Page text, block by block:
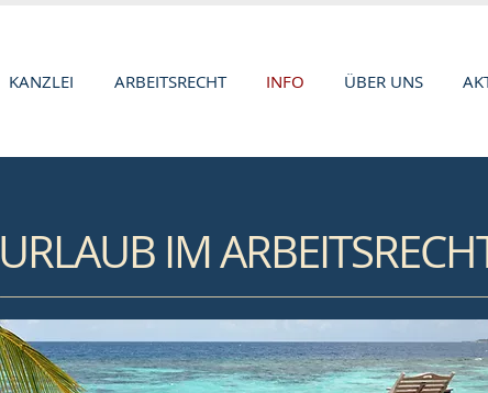
KANZLEI ARBEITSRECHT INFO ÜBER UNS
URLAUB IM